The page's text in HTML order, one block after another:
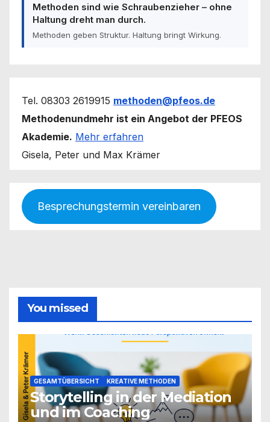
Methoden sind wie Schraubenzieher – ohne
Haltung dreht man durch.
Methoden geben Struktur. Haltung bringt Wirkung.
Tel. 08303 2619915 methoden@pfeos.de
Methodenundmehr ist ein Angebot der PFEOS
Akademie. Mehr erfahren
Gisela, Peter und Max Krämer
Besprechungstermin vereinbaren
You missed
GESAMTÜBERSICHT KREATIVE METHODEN
Storytelling in der Mediation
und im Coaching